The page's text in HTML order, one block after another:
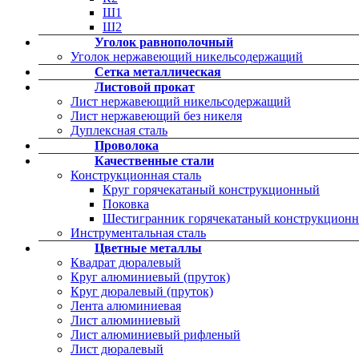
Ш1
Ш2
Уголок равнополочный
Уголок нержавеющий никельсодержащий
Сетка металлическая
Листовой прокат
Лист нержавеющий никельсодержащий
Лист нержавеющий без никеля
Дуплексная сталь
Проволока
Качественные стали
Конструкционная сталь
Круг горячекатаный конструкционный
Поковка
Шестигранник горячекатаный
Инструментальная сталь
Цветные металлы
Квадрат дюралевый
Круг алюминиевый (пруток)
Круг дюралевый (пруток)
Лента алюминиевая
Лист алюминиевый
Лист алюминиевый рифленый
Лист дюралевый